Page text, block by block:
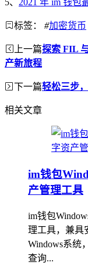
5、 2021 年 im 钱包
标签： #加密货币
上一篇探索 FIL
产新旅程
下一篇轻松三步
相关文章
im钱包
产管理工具
im钱包
理工具，兼具
Windows系统
查询...